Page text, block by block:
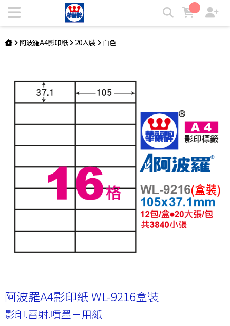
阿波羅A4影印紙 WL-9216盒裝 | 華麗牌自粘標籤
阿波羅A4影印紙 20入裝 白色
阿波羅A4影印紙 WL-9216盒裝
影印.雷射.噴墨三用紙